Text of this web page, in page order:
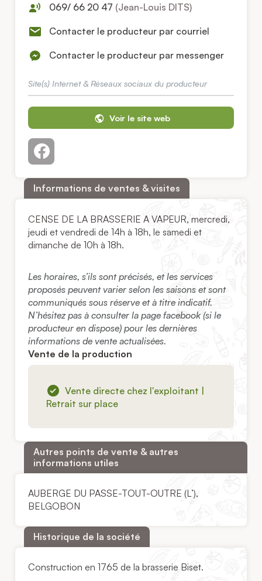
069/ 66 20 47 (Jean-Louis DITS)
Contacter le producteur par courriel
Contacter le producteur par messenger
Site(s) Internet & Réseaux sociaux du producteur
Voir le site web
Informations de ventes & visites
CENSE DE LA BRASSERIE A VAPEUR, mercredi,
jeudi et vendredi de 14h à 18h, le samedi et
dimanche de 10h à 18h.
Les horaires, s’ils sont précisés, et les services
proposés peuvent varier selon les saisons et sont
communiqués sous réserve et à titre indicatif.
N’hésitez pas à consulter la page facebook (si le
producteur en dispose) pour les dernières
informations de vente actualisées.
Vente de la production
Vente directe chez l'exploitant |
Retrait sur place
Autres points de vente & autres
informations utiles
AUBERGE DU PASSE-TOUT-OUTRE (L’),
BELGOBON
Historique de la société
Construction en 1765 de la brasserie Biset.